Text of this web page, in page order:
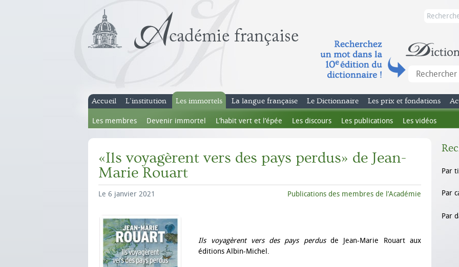
Accueil L’institution Les immortels
Les membres Devenir immortel L’habit vert et l’épée Les discours Les publications Les vidéos
La langue française Le Dictionnaire Les prix et fondations
«Ils voyagèrent vers des pays perdus» de Jean-
Marie Rouart
Le 6 janvier 2021 Publications des membres de l’Académie
Ils voyagèrent vers des pays perdusde Jean-Marie Rouart aux
éditions Albin-Michel.
Par
Par
Par